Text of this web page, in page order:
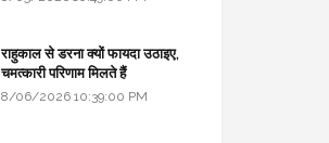
राहुकाल से डरना क्यों फायदा उठाइए,
चमत्कारी परिणाम मिलते हैं
8/06/2026 10:39:00 PM